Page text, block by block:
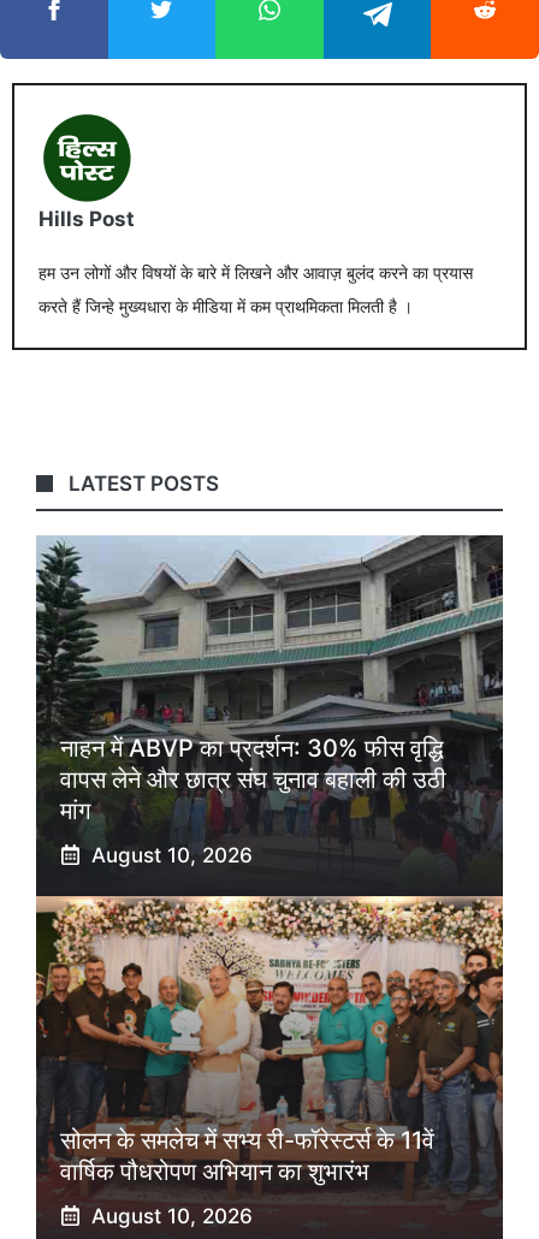
Hills Post
हम उन लोगों और विषयों के बारे में लिखने और आवाज़ बुलंद करने का प्रयास
करते हैं जिन्हे मुख्यधारा के मीडिया में कम प्राथमिकता मिलती है ।
LATEST POSTS
नाहन में ABVP का प्रदर्शन: 30% फीस वृद्धि
वापस लेने और छात्र संघ चुनाव बहाली की उठी
मांग
August 10, 2026
सोलन के समलेच में सभ्य री-फॉरेस्टर्स के 11वें
वार्षिक पौधरोपण अभियान का शुभारंभ
August 10, 2026